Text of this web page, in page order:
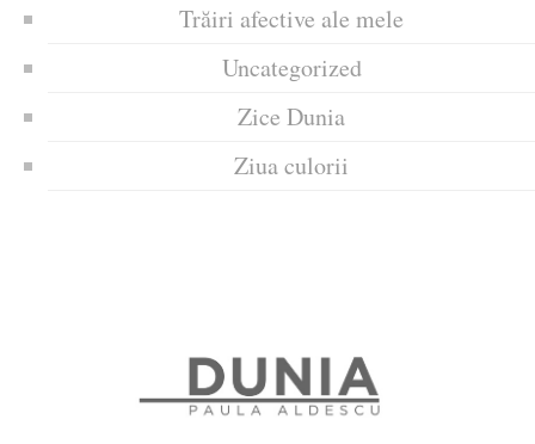
Trăiri afective ale mele
Uncategorized
Zice Dunia
Ziua culorii